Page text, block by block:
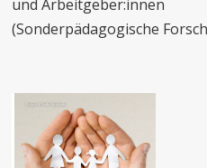
und Arbeitgeber:innen
(Sonderpädagogische